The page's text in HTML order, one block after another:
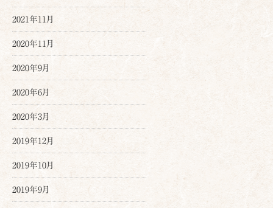
2021年11月
2020年11月
2020年9月
2020年6月
2020年3月
2019年12月
2019年10月
2019年9月